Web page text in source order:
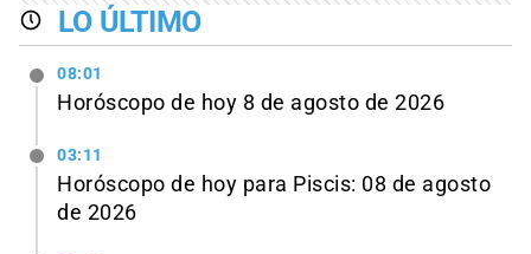
LO ÚLTIMO
08:01
Horóscopo de hoy 8 de agosto de 2026
03:11
Horóscopo de hoy para Piscis: 08 de agosto
de 2026